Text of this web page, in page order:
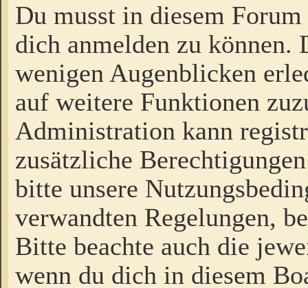
Du musst in diesem
dich anmelden zu
wenigen Augenblicken
auf weitere Funktionen
Administration kann
zusätzliche
bitte unsere
verwandten Regelungen,
Bitte beachte auch die
wenn du dich in diesem